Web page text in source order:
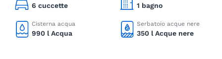
6 cuccette 1 bagno
Cisterna acqua
990 l Acqua
Serbatoio acque nere
350 l Acque nere